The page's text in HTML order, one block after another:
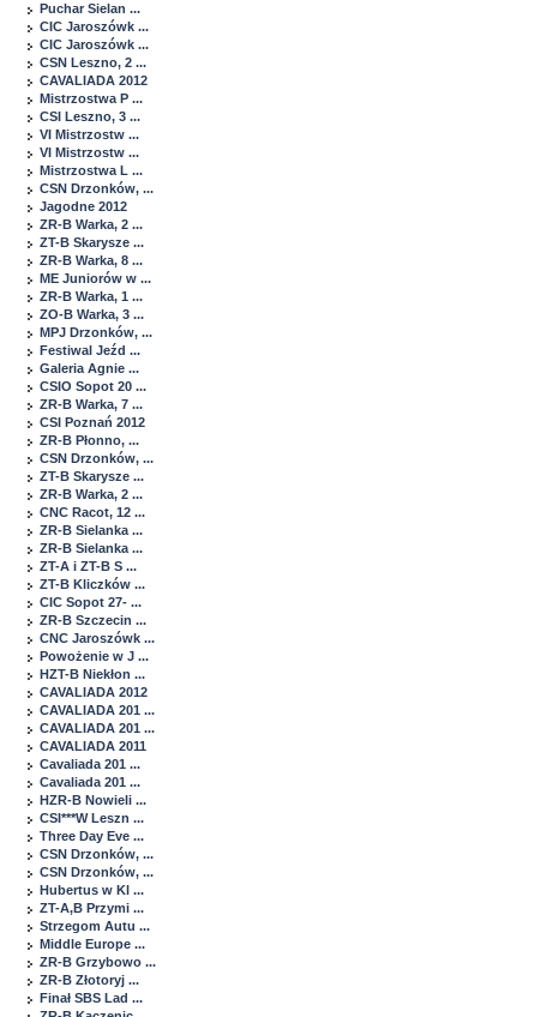
Puchar Sielan ...
CIC Jaroszówk ...
CIC Jaroszówk ...
CSN Leszno, 2 ...
CAVALIADA 2012
Mistrzostwa P ...
CSI Leszno, 3 ...
VI Mistrzostw ...
VI Mistrzostw ...
Mistrzostwa L ...
CSN Drzonków, ...
Jagodne 2012
ZR-B Warka, 2 ...
ZT-B Skarysze ...
ZR-B Warka, 8 ...
ME Juniorów w ...
ZR-B Warka, 1 ...
ZO-B Warka, 3 ...
MPJ Drzonków, ...
Festiwal Jeźd ...
Galeria Agnie ...
CSIO Sopot 20 ...
ZR-B Warka, 7 ...
CSI Poznań 2012
ZR-B Płonno, ...
CSN Drzonków, ...
ZT-B Skarysze ...
ZR-B Warka, 2 ...
CNC Racot, 12 ...
ZR-B Sielanka ...
ZR-B Sielanka ...
ZT-A i ZT-B S ...
ZT-B Kliczków ...
CIC Sopot 27- ...
ZR-B Szczecin ...
CNC Jaroszówk ...
Powożenie w J ...
HZT-B Niekłon ...
CAVALIADA 2012
CAVALIADA 201 ...
CAVALIADA 201 ...
CAVALIADA 2011
Cavaliada 201 ...
Cavaliada 201 ...
HZR-B Nowieli ...
CSI***W Leszn ...
Three Day Eve ...
CSN Drzonków, ...
CSN Drzonków, ...
Hubertus w Kl ...
ZT-A,B Przymi ...
Strzegom Autu ...
Middle Europe ...
ZR-B Grzybowo ...
ZR-B Złotoryj ...
Finał SBS Lad ...